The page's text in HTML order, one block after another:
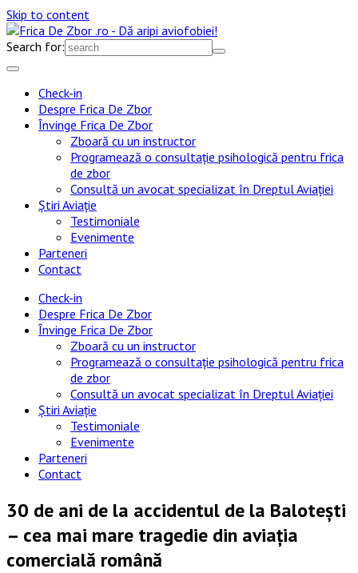
Skip to content
Search for:
Check-in
Despre Frica De Zbor
Învinge Frica De Zbor
Zboară cu un instructor
Programează o consultație psihologică pentru frica
de zbor
Consultă un avocat specializat în Dreptul Aviației
Știri Aviație
Testimoniale
Evenimente
Parteneri
Contact
Check-in
Despre Frica De Zbor
Învinge Frica De Zbor
Zboară cu un instructor
Programează o consultație psihologică pentru frica
de zbor
Consultă un avocat specializat în Dreptul Aviației
Știri Aviație
Testimoniale
Evenimente
Parteneri
Contact
30 de ani de la accidentul de la Balotești
– cea mai mare tragedie din aviația
comercială română